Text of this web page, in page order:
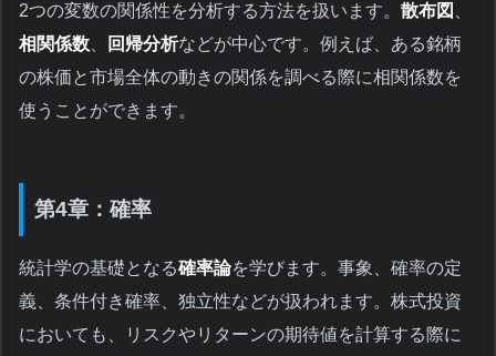
2つの変数の関係性を分析する方法を扱います。 散布図
相関係数
回帰分析などが中心です。例えば、ある銘柄
の株価と市場全体の動きの関係を調べる際に相関係数を
使うことができます。
第4章：確率
統計学の基礎となる確率論を学びます。事象、確率の定
義、条件付き確率、独立性などが扱われます。株式投資
においても、リスクやリターンの期待値を計算する際に